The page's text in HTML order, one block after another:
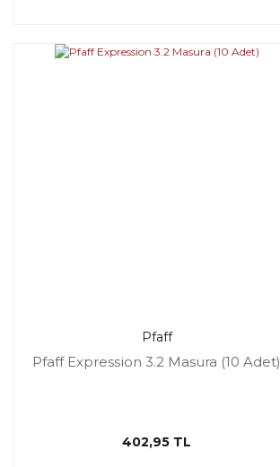
Pfaff
Pfaff Expression 3.2 Masura (10 Adet)
402,95 TL